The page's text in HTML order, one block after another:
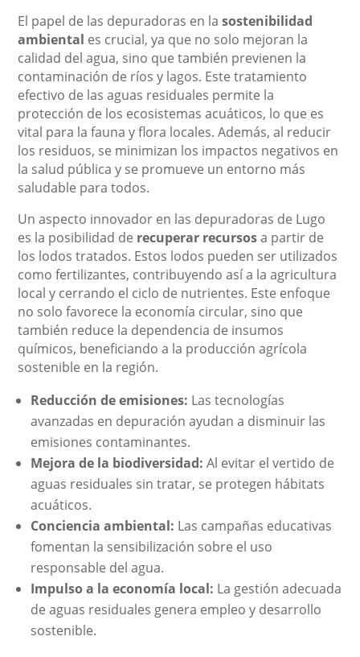
El papel de las depuradoras en lasostenibilidad
ambiental es crucial, ya que no solo mejoran la
calidad del agua, sino que también previenen la
contaminación de ríos y lagos. Este tratamiento
efectivo de las aguas residuales permite la
protección de los ecosistemas acuáticos, lo que es
vital para la fauna y flora locales. Además, al reducir
los residuos, se minimizan los impactos negativos en
la salud pública y se promueve un entorno más
saludable para todos.
Un aspecto innovador en las depuradoras de Lugo
es la posibilidad de recuperar recursosa partir de
los lodos tratados. Estos lodos pueden ser utilizados
como fertilizantes, contribuyendo así a la agricultura
local y cerrando el ciclo de nutrientes. Este enfoque
no solo favorece la economía circular, sino que
también reduce la dependencia de insumos
químicos, beneficiando a la producción agrícola
sostenible en la región.
Reducción de emisiones: Las tecnologías
avanzadas en depuración ayudan a disminuir las
emisiones contaminantes.
Mejora de la biodiversidad: Al evitar el vertido de
aguas residuales sin tratar, se protegen hábitats
acuáticos.
Conciencia ambiental: Las campañas educativas
fomentan la sensibilización sobre el uso
responsable del agua.
Impulso a la economía local: La gestión adecuada
de aguas residuales genera empleo y desarrollo
sostenible.